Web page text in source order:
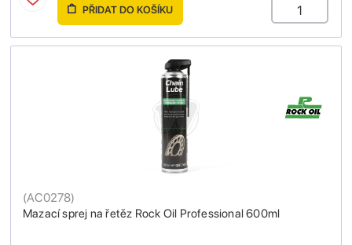
PŘIDAT DO KOŠÍKU
Mazací sprej na řetěz Rock Oil Professional 600ml
(AC0278)